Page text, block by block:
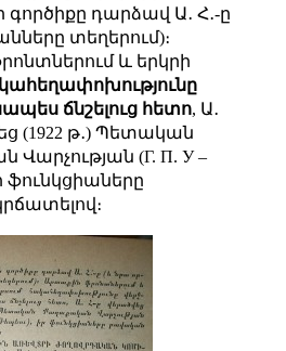
գործիքը դարձավ Ա․ Հ․-ը
տեղերում)։
և երկրի
ճնշելուց հետո, Ա․
(1922 թ․) Պետական
(Г. П. У –
ֆունկցիաները